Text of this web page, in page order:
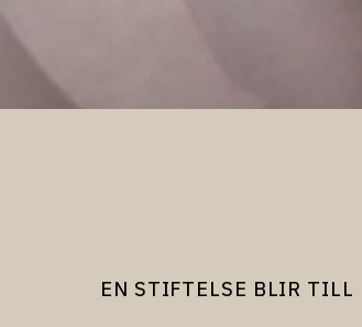
EN STIFTELSE BLIR TILL